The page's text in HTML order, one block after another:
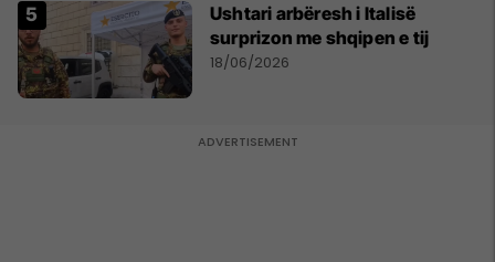
Ushtari arbëresh i Italisë
surprizon me shqipen e tij
18/06/2026